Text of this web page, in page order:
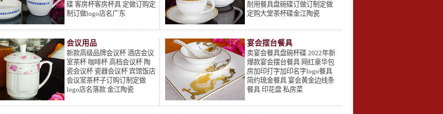
碟 客房杯客房杯具 定做订购定
制订做logo店名广东
耐用餐具盘碗碟订做订制定做
定购大堂茶杯碟金江陶瓷
会议用品
新款高级品牌会议杯 酒店会议
室茶杯 咖啡杯 高档会议杯 陶
瓷会议杯 瓷器会议杯 宾馆饭店
会议室茶杯子订购订制定做
logo店名落款 金江陶瓷
宴会摆台餐具
卖宴会餐具盘碗杯碟 2022年新
爆款宴会摆台餐具 网红豪华包
房加印打字加印名字logo餐具
简约琉金餐具 宴会黄金边线条
餐具 印花盘 私房菜